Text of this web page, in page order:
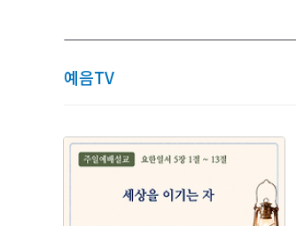
예음TV